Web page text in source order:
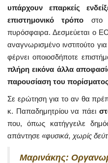
υπάρχουν επαρκείς
επιστημονικό τρόπο στο
πυρόσφαιρα. Δεσμεύεται ο
αναγνωρισμένο ινστιτούτο
φέρνει οποιοσδήποτε
πλήρη εικόνα άλλα
παρουσίαση του πορίσματος
Σε ερώτηση για το αν θα
κ. Παπαδημητρίου να πάει
που, όπως κατήγγειλε
απάντησε «φυσικά, χωρίς
Μαρινάκης: